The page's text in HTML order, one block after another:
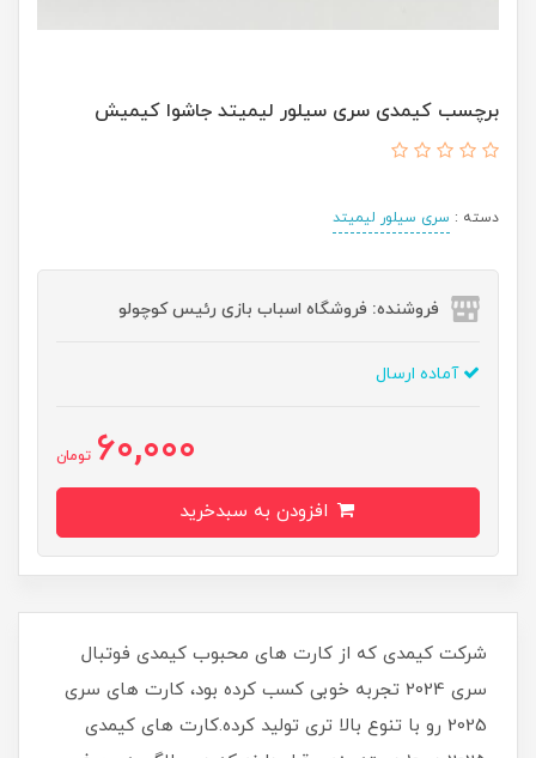
برچسب کیمدی سری سیلور لیمیتد جاشوا کیمیش
دسته : سری سیلور لیمیتد
فروشنده: فروشگاه اسباب بازی رئیس کوچولو
آماده ارسال
60,000 تومان
شرکت کیمدی که از کارت های محبوب کیمدی فوتبال
سری 2024 تجربه خوبی کسب کرده بود، کارت های سری
2025 رو با تنوع بالا تری تولید کرده.کارت های کیمدی